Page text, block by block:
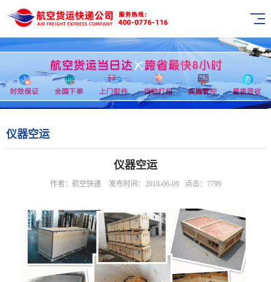
仪器空运
仪器空运
作者：航空快递 发布时间：2018-06-09 点击：7799